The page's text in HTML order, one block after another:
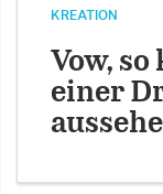
KREATION
Vow,
einer